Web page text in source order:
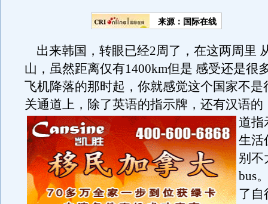
来源： 国际在线
出来韩国，转眼已经2周了，在这两周里
山，虽然距离仅有1400km但是 感受还是很
飞机降落的那时起，你就感觉这个国家不是
关通道上，除了英语的指示牌，还有汉语的
道指
生活
别不
bus
了自